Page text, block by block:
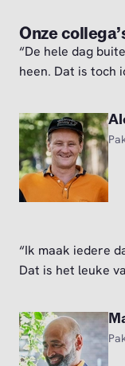
Onze
“De hele dag
heen. Dat is toch
“Ik maak iedere
Dat is het leuke